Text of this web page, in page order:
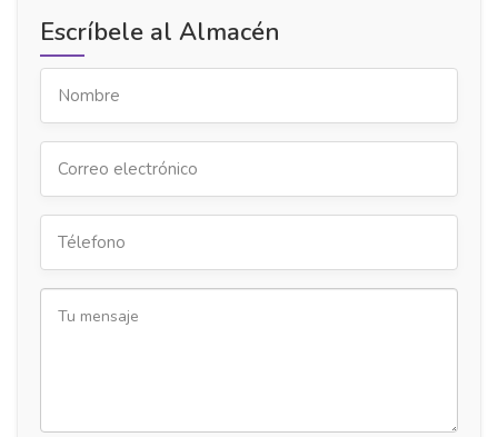
Escríbele al Almacén